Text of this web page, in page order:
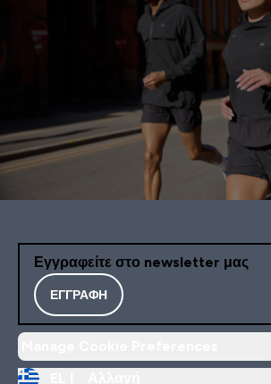
Εγγραφείτε στο newsletter μας
ΕΓΓΡΑΦΉ